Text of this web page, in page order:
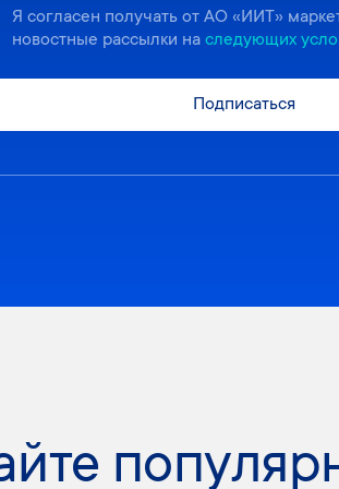
Я согласен получать от АО «ИИТ»
новостные рассылки на следующих
Подписаться